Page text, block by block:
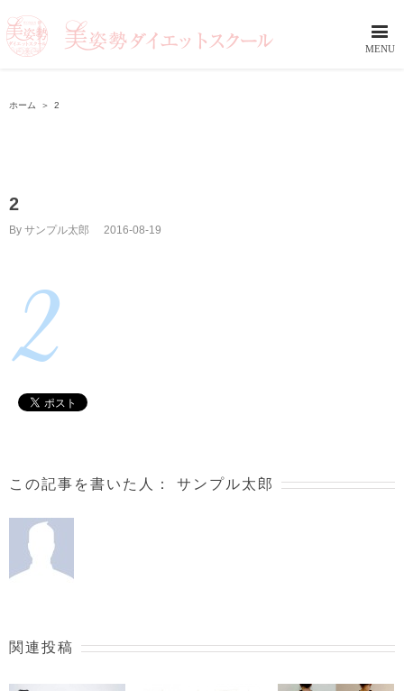
ホーム ＞ 2
2
By サンプル太郎 2016-08-19
この記事を書いた人： サンプル太郎
関連投稿